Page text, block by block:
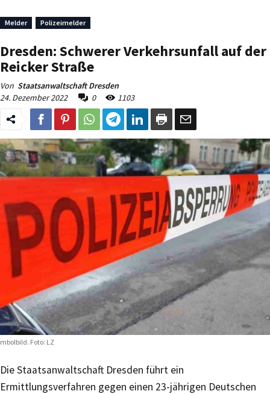
Melder Polizeimelder
Dresden: Schwerer Verkehrsunfall auf der
Reicker Straße
Von Staatsanwaltschaft Dresden
24. Dezember 2022
0 1103
Foto: LZ
Die Staatsanwaltschaft Dresden führt ein
Ermittlungsverfahren gegen einen 23-jährigen Deutschen